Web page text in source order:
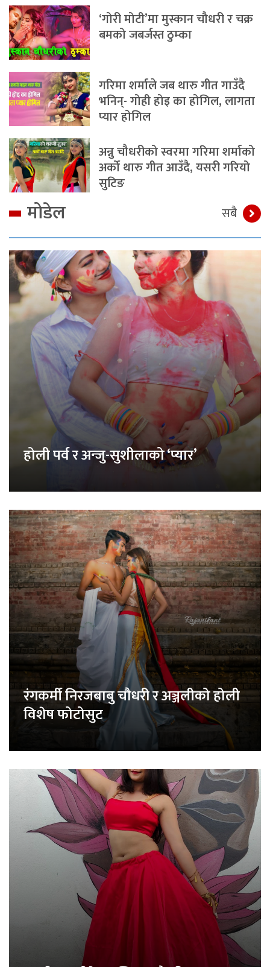
‘गोरी मोटी’मा मुस्कान चौधरी र चक्र
बमको जबर्जस्त ठुम्का
गरिमा शर्माले जब थारु गीत गाउँदै
भनिन्- गोही होइ का होगिल, लागता
प्यार होगिल
अन्नु चौधरीको स्वरमा गरिमा शर्माको
अर्को थारु गीत आउँदै, यसरी गरियो
सुटिङ
मोडेल सबै
होली पर्व र अन्जु-सुशीलाको ‘प्यार’
रंगकर्मी निरजबाबु चौधरी र अञ्जलीको होली
विशेष फोटोसुट